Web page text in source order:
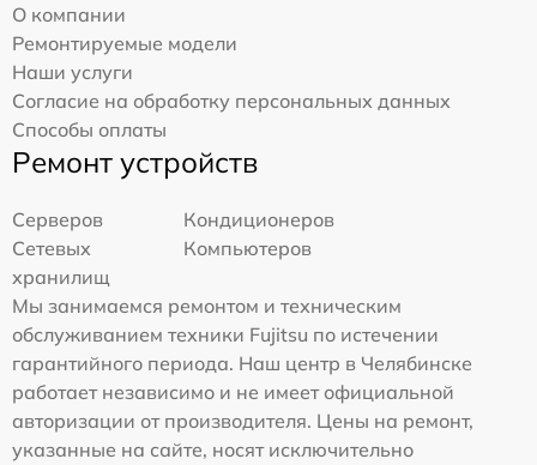
О компании
Ремонтируемые модели
Наши услуги
Согласие на обработку персональных данных
Способы оплаты
Ремонт устройств
Серверов
Кондиционеров
Сетевых
хранилищ
Компьютеров
Мы занимаемся ремонтом и техническим
обслуживанием техники Fujitsu по истечении
гарантийного периода. Наш центр в Челябинске
работает независимо и не имеет официальной
авторизации от производителя. Цены на ремонт,
указанные на сайте, носят исключительно